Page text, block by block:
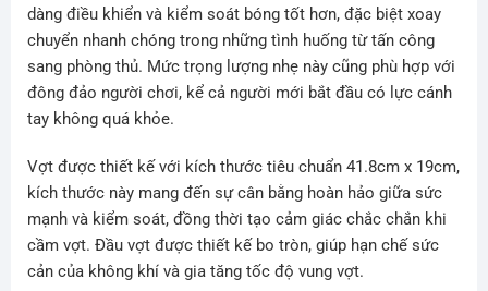
dàng điều khiển và kiểm soát bóng tốt hơn, đặc biệt xoay
chuyển nhanh chóng trong những tình huống từ tấn công
sang phòng thủ. Mức trọng lượng nhẹ này cũng phù hợp với
đông đảo người chơi, kể cả người mới bắt đầu có lực cánh
tay không quá khỏe.
Vợt được thiết kế với kích thước tiêu chuẩn 41.8cm x 19cm,
kích thước này mang đến sự cân bằng hoàn hảo giữa sức
mạnh và kiểm soát, đồng thời tạo cảm giác chắc chắn khi
cầm vợt. Đầu vợt được thiết kế bo tròn, giúp hạn chế sức
cản của không khí và gia tăng tốc độ vung vợt.